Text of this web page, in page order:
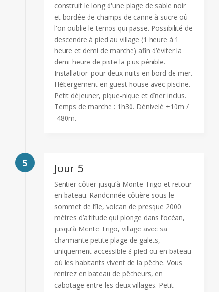
construit le long d'une plage de sable noir
et bordée de champs de canne à sucre où
l'on oublie le temps qui passe. Possibilité de
descendre à pied au village (1 heure à 1
heure et demi de marche) afin d’éviter la
demi-heure de piste la plus pénible.
Installation pour deux nuits en bord de mer.
Hébergement en guest house avec piscine.
Petit déjeuner, pique-nique et dîner inclus.
Temps de marche : 1h30. Dénivelé +10m /
-480m.
5 Jour 5
Sentier côtier jusqu’à Monte Trigo et retour
en bateau. Randonnée côtière sous le
sommet de l’île, volcan de presque 2000
mètres d’altitude qui plonge dans l’océan,
jusqu’à Monte Trigo, village avec sa
charmante petite plage de galets,
uniquement accessible à pied ou en bateau
où les habitants vivent de la pêche. Vous
rentrez en bateau de pêcheurs, en
cabotage entre les deux villages. Petit